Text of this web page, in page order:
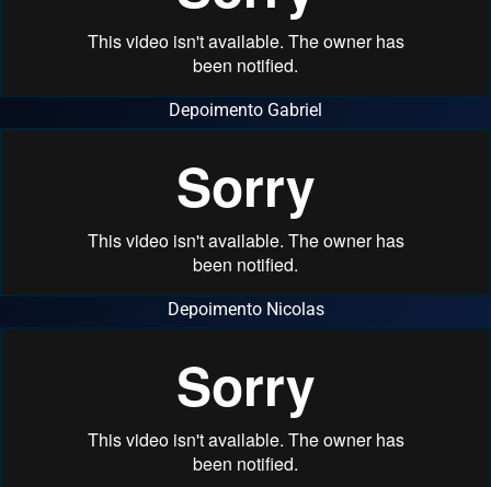
Depoimento Gabriel
Depoimento Nicolas